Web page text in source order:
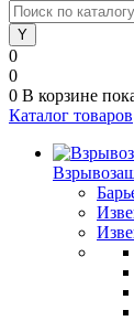
0
0
0 В корзине
Каталог товаров